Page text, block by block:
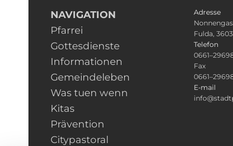
NAVIGATION
Pfarrei
Gottesdienste
Informationen
Gemeindeleben
Was tuen wenn
Kitas
Prävention
Citypastoral
Adresse
Fulda,
Telefon
Fax
E-mail